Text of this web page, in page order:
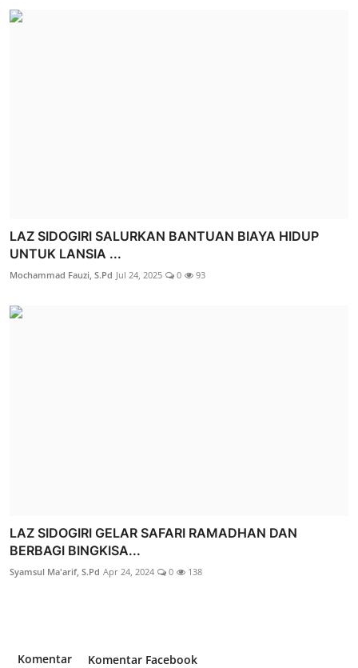
LAZ SIDOGIRI SALURKAN BANTUAN BIAYA HIDUP
UNTUK LANSIA ...
Mochammad Fauzi, S.Pd Jul 24, 2025 0 93
LAZ SIDOGIRI GELAR SAFARI RAMADHAN DAN
BERBAGI BINGKISA...
Syamsul Ma'arif, S.Pd Apr 24, 2024 0 138
Komentar Komentar Facebook